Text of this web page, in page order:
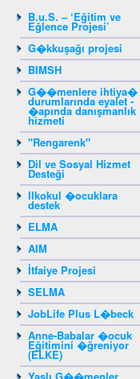
B.u.S. – ‘Eğitim ve
Eğlence Projesi’
G�kkuşağı projesi
BIMSH
G��menlere ihtiya�
durumlarında eyalet -
�apında danışmanlık
hizmeti
"Rengarenk"
Dil ve Sosyal Hizmet
Desteği
Ilkokul �ocuklara
destek
ELMA
AIM
İtfaiye Projesi
SELMA
JobLife Plus L�beck
Anne-Babalar �ocuk
Eğitimini �ğreniyor
(ELKE)